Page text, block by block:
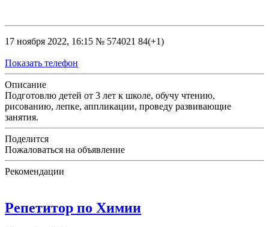
17 ноября 2022, 16:15 № 574021 84(+1)
Показать телефон
Описание
Подготовлю детей от 3 лет к школе, обучу чтению,
рисованию, лепке, аппликации, проведу развивающие
занятия.
Поделится
Пожаловаться на объявление
Рекомендации
Репетитор по Химии